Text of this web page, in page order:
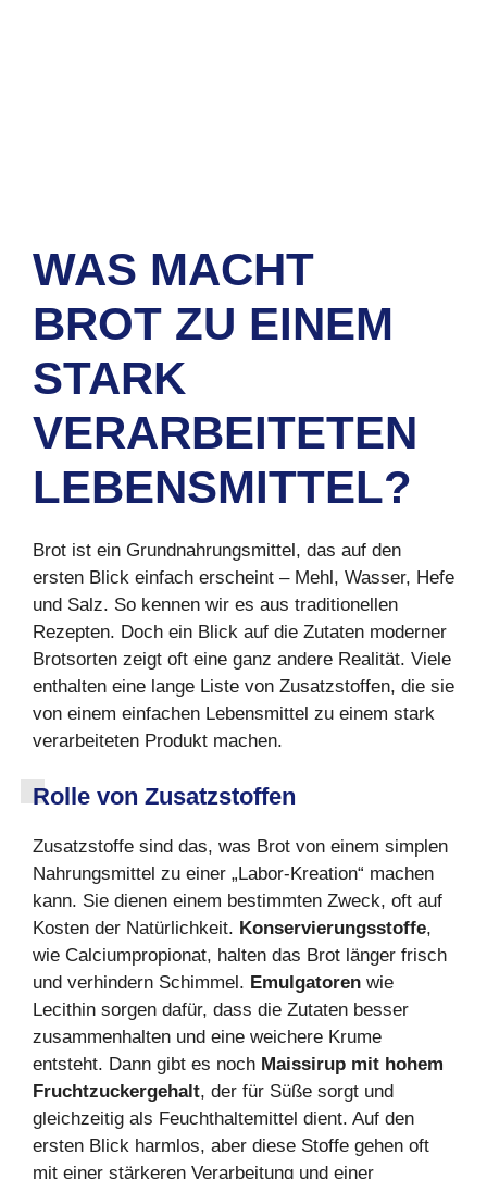
WAS MACHT
BROT ZU EINEM
STARK
VERARBEITETEN
LEBENSMITTEL?
Brot ist ein Grundnahrungsmittel, das auf den
ersten Blick einfach erscheint – Mehl, Wasser, Hefe
und Salz. So kennen wir es aus traditionellen
Rezepten. Doch ein Blick auf die Zutaten moderner
Brotsorten zeigt oft eine ganz andere Realität. Viele
enthalten eine lange Liste von Zusatzstoffen, die sie
von einem einfachen Lebensmittel zu einem stark
verarbeiteten Produkt machen.
Rolle von Zusatzstoffen
Zusatzstoffe sind das, was Brot von einem simplen
Nahrungsmittel zu einer „Labor-Kreation“ machen
kann. Sie dienen einem bestimmten Zweck, oft auf
Kosten der Natürlichkeit. Konservierungsstoffe,
wie Calciumpropionat, halten das Brot länger frisch
und verhindern Schimmel. Emulgatoren wie
Lecithin sorgen dafür, dass die Zutaten besser
zusammenhalten und eine weichere Krume
entsteht. Dann gibt es noch Maissirup mit hohem
Fruchtzuckergehalt, der für Süße sorgt und
gleichzeitig als Feuchthaltemittel dient. Auf den
ersten Blick harmlos, aber diese Stoffe gehen oft
mit einer stärkeren Verarbeitung und einer